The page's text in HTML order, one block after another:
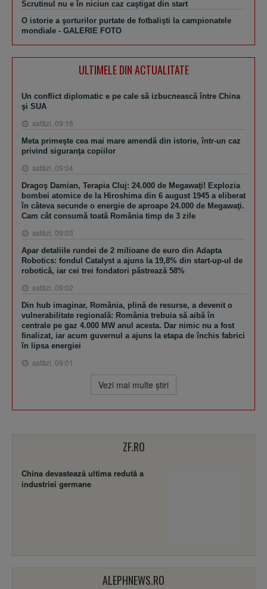
Scrutinul nu e în niciun caz caştigat din start
O istorie a şorturilor purtate de fotbalişti la campionatele
mondiale - GALERIE FOTO
ULTIMELE DIN ACTUALITATE
Un conflict diplomatic e pe cale să izbucnească între China
şi SUA
astăzi, 09:16
Meta primeşte cea mai mare amendă din istorie, într-un caz
privind siguranţa copiilor
astăzi, 09:04
Dragoş Damian, Terapia Cluj: 24.000 de Megawaţi! Explozia
bombei atomice de la Hiroshima din 6 august 1945 a eliberat
în câteva secunde o energie de aproape 24.000 de Megawaţi.
Cam cât consumă toată România timp de 3 zile
astăzi, 09:03
Apar detaliile rundei de 2 milioane de euro din Adapta
Robotics: fondul Catalyst a ajuns la 19,8% din start-up-ul de
robotică, iar cei trei fondatori păstrează 58%
astăzi, 09:02
Din hub imaginar, România, plină de resurse, a devenit o
vulnerabilitate regională: România trebuia să aibă în
centrale pe gaz 4.000 MW anul acesta. Dar nimic nu a fost
finalizat, iar acum guvernul a ajuns la etapa de închis fabrici
în lipsa energiei
astăzi, 09:01
Vezi mai multe ştiri
ZF.RO
China devastează ultima redută a
industriei germane
ALEPHNEWS.RO